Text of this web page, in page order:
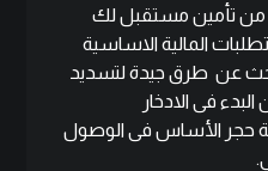
من تأمين مستقبل لك
المالية الاساسية
عن طرق جيدة لتسديد
فى الادخار
حجر الأساس فى الوصول